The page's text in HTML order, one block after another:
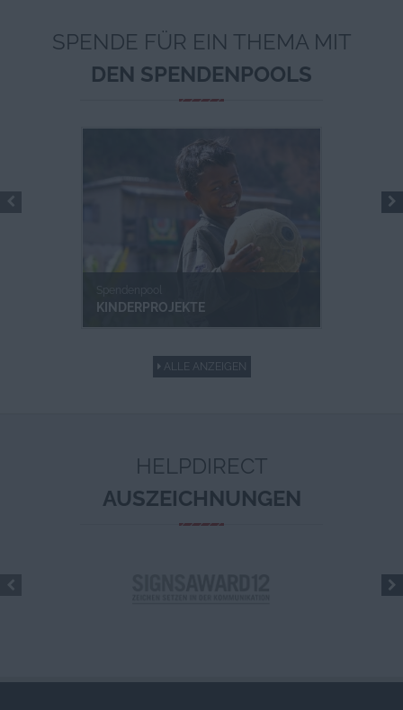
SPENDE FÜR EIN THEMA MIT
DEN SPENDENPOOLS
KINDERPROJEKTE
ALLE ANZEIGEN
HELPDIRECT
AUSZEICHNUNGEN